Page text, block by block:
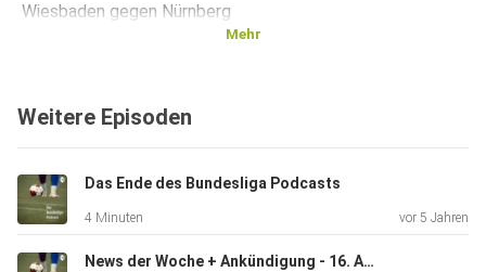
️ Wiesbaden gegen Nürnberg
️ Hannover gegen St. Pauli
️ Aue gegen Bochum
Mehr
Weitere Episoden
Das Ende des Bundesliga Podcasts
4 Minuten vor 5 Jahren
News der Woche + Ankündigung - 16. Ausgabe